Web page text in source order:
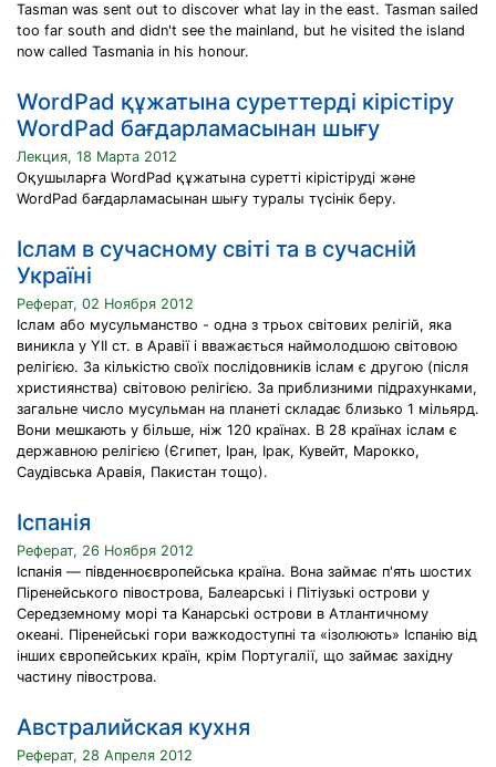
Tasman was sent out to discover what lay in the east. Tasman sailed
too far south and didn't see the mainland, but he visited the island
now called Tasmania in his honour.
WordPad құжатына суреттерді кірістіру
WordPad бағдарламасынан шығу
Лекция, 18 Марта 2012
Оқушыларға WordPad құжатына суретті кірістіруді және
WordPad бағдарламасынан шығу туралы түсінік беру.
Іслам в сучасному світі та в сучасній
Україні
Реферат, 02 Ноября 2012
Іслам або мусульманство - одна з трьох світових релігій, яка
виникла у YII ст. в Аравії і вважається наймолодшою світовою
релігією. За кількістю своїх послідовників іслам є другою (після
християнства) світовою релігією. За приблизними підрахунками,
загальне число мусульман на планеті складає близько 1 мільярд.
Вони мешкають у більше, ніж 120 країнах. В 28 країнах іслам є
державною релігією (Єгипет, Іран, Ірак, Кувейт, Марокко,
Саудівська Аравія, Пакистан тощо).
Іспанія
Реферат, 26 Ноября 2012
Іспанія — південноєвропейська країна. Вона займає п'ять шостих
Піренейського півострова, Балеарські і Пітіузькі острови у
Середземному морі та Канарські острови в Атлантичному
океані. Піренейські гори важкодоступні та «ізолюють» Іспанію від
інших європейських країн, крім Португалії, що займає західну
частину півострова.
Австралийская кухня
Реферат, 28 Апреля 2012